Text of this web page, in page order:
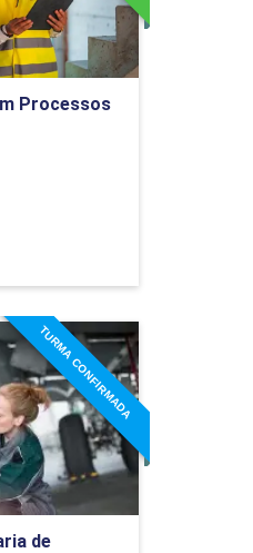
de uma Obra
de Execução
Processos
de
TURMA CONFIRMADA
de
Manutenção
do curso